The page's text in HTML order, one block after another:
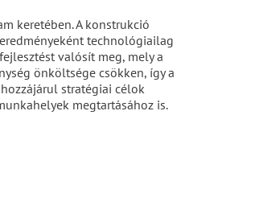
keretében. A konstrukció
technológiailag
valósít meg, mely a
önköltsége csökken, így a
stratégiai célok
megtartásához is.